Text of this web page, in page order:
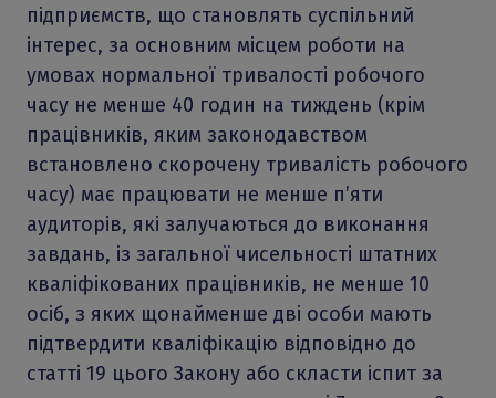
підприємств, що становлять суспільний
інтерес, за основним місцем роботи на
умовах нормальної тривалості робочого
часу не менше 40 годин на тиждень (крім
працівників, яким законодавством
встановлено скорочену тривалість робочого
часу) має працювати не менше п’яти
аудиторів, які залучаються до виконання
завдань, із загальної чисельності штатних
кваліфікованих працівників, не менше 10
осіб, з яких щонайменше дві особи мають
підтвердити кваліфікацію відповідно до
статті 19 цього Закону або скласти іспит за